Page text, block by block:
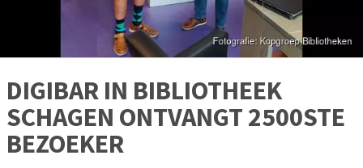
DIGIBAR IN BIBLIOTHEEK
SCHAGEN ONTVANGT 2500STE
BEZOEKER